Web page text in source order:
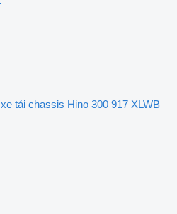
xe tải chassis Hino 300 917 XLWB